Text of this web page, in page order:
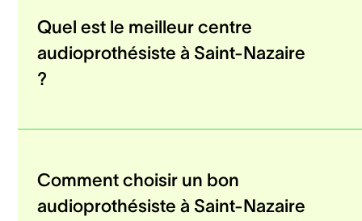
Quel est le meilleur centre
audioprothésiste à Saint-Nazaire
?
Comment choisir un bon
audioprothésiste à Saint-Nazaire